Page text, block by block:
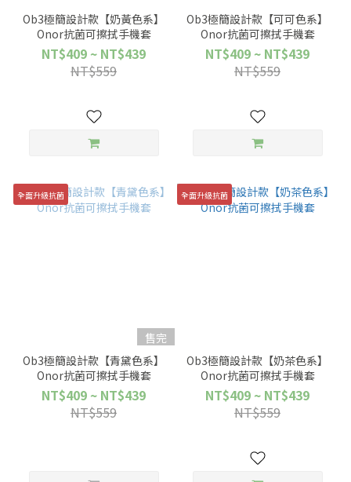
Ob3極簡設計款【奶黃色系】
Onor抗菌可擦拭手機套
NT$409 ~ NT$439
NT$559
Ob3極簡設計款【可可色系】
Onor抗菌可擦拭手機套
NT$409 ~ NT$439
NT$559
全面升級抗菌
售完
Ob3極簡設計款【青黛色系】
Onor抗菌可擦拭手機套
NT$409 ~ NT$439
NT$559
全面升級抗菌
Ob3極簡設計款【奶茶色系】
Onor抗菌可擦拭手機套
NT$409 ~ NT$439
NT$559